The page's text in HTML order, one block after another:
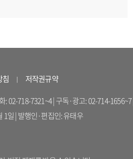
침
저작권규약
718-7321~4 | 구독·광고: 02-714-
1일 | 발행인·편집인: 유태우